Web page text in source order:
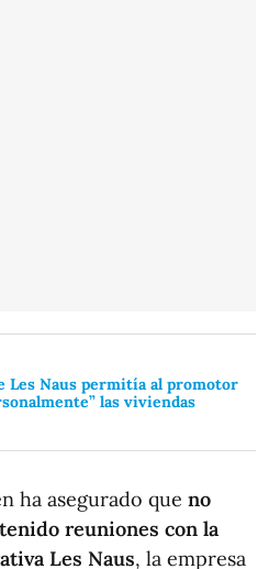
Les Naus permitía al promotor
las viviendas
ha asegurado que no
reuniones con la
Les Naus, la empresa